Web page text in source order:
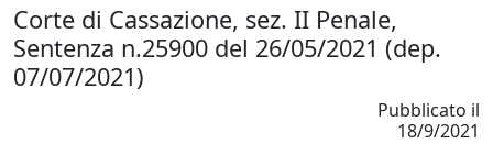
Corte di Cassazione, sez. II Penale,
Sentenza n.25900 del 26/05/2021 (dep.
07/07/2021)
Pubblicato il
18/9/2021